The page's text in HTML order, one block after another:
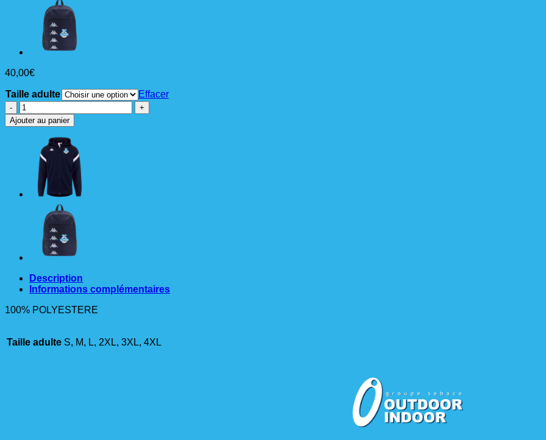
40,00€
Taille adulte
Effacer
quantité
de
VESTE
CAPUCHE
DOLVE
KAPPA
MARINE*BLC
ADULTE
Ajouter au panier
Description
Informations complémentaires
100% POLYESTERE
Taille adulte S, M, L, 2XL, 3XL, 4XL